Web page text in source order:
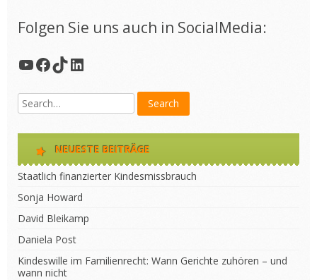
Folgen Sie uns auch in SocialMedia:
YouTube
Facebook
TikTok
LinkedIn
NEUESTE BEITRÄGE
Staatlich finanzierter Kindesmissbrauch
Sonja Howard
David Bleikamp
Daniela Post
Kindeswille im Familienrecht: Wann Gerichte zuhören – und
wann nicht